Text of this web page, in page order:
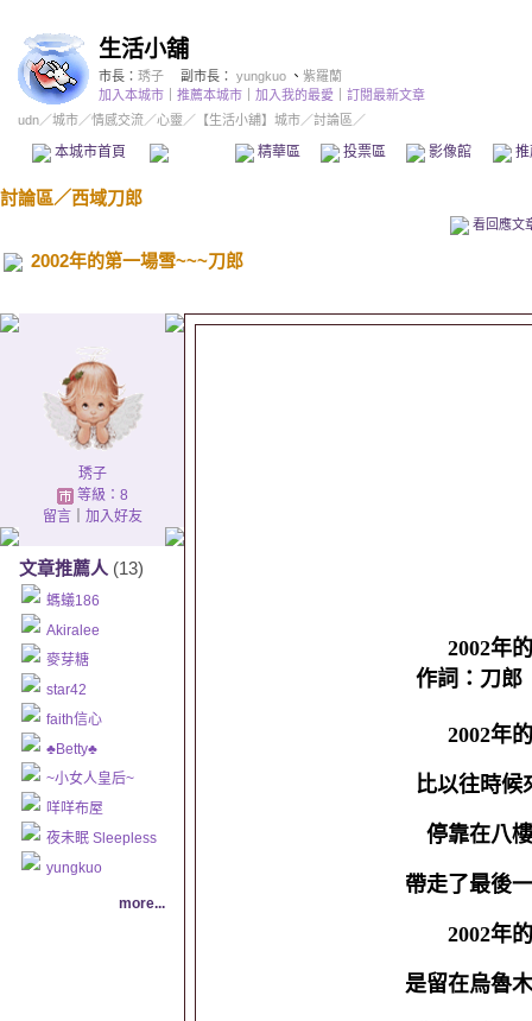
生活小舖
市長： 琇子 副市長： yungkuo 、 紫羅蘭
加入本城市
推薦本城市 加入我的最愛
訂閱最新文章
udn／城市／情感交流／心靈 ／ 【生活小舖】城市／討論區／
本城市首頁 精華區 投票區 影像館
討論區／西域刀郎
看回應文
2002年的第一場雪~~~刀郎
琇子
等級：8
留言｜ 加入好友
文章推薦人 (13)
螞蟻186
Akiralee
麥芽糖
star42
faith信心
♣Betty♣
~小女人皇后~
咩咩布屋
夜未眠 Sleepless
yungkuo
more...
2002年
作詞：刀
2002年
比以往時候
停靠在八
帶走了最後
2002年
是留在烏魯